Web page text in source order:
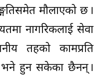
मौलाएको छ ।
नागरिकलाई सेवा
तहको कामप्रति
भने हुन सकेका छैनन् ।